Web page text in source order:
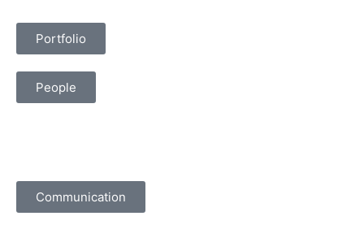
Portfolio
People
Communication